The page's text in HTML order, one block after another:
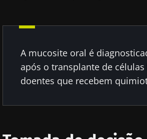
A mucosite oral é
após o transplante de
doentes que recebem